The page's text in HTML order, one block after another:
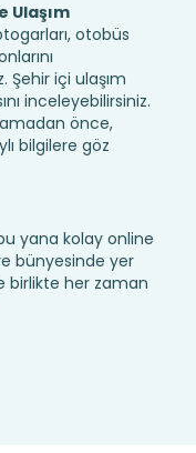
Ulaşım
otobüs
Şehir içi ulaşım
inceleyebilirsiniz.
önce,
bilgilere göz
yana kolay online
bünyesinde yer
birlikte her zaman